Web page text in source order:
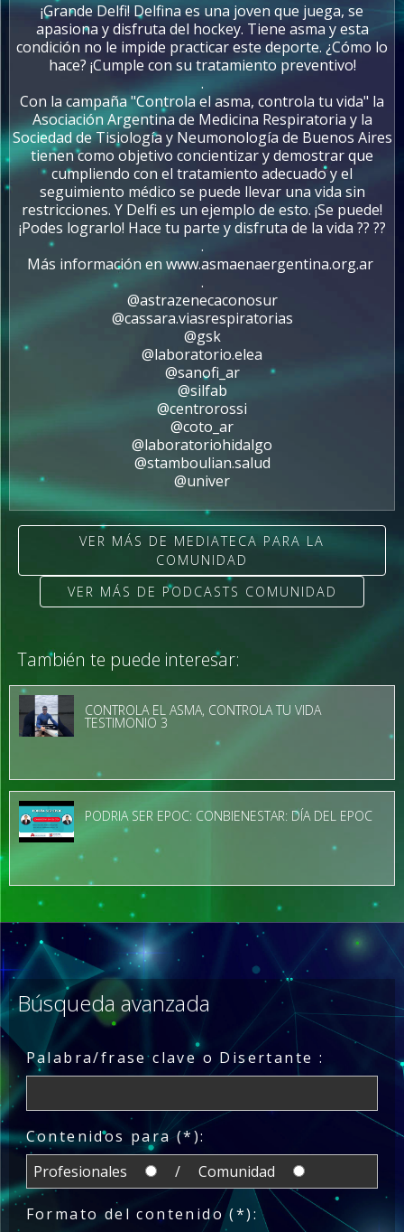
¡Grande Delfi! Delfina es una joven que juega, se
apasiona y disfruta del hockey. Tiene asma y esta
condición no le impide practicar este deporte. ¿Cómo lo
hace? ¡Cumple con su tratamiento preventivo!
.
Con la campaña "Controla el asma, controla tu vida" la
Asociación Argentina de Medicina Respiratoria y la
Sociedad de Tisiología y Neumonología de Buenos Aires
tienen como objetivo concientizar y demostrar que
cumpliendo con el tratamiento adecuado y el
seguimiento médico se puede llevar una vida sin
restricciones. Y Delfi es un ejemplo de esto. ¡Se puede!
¡Podes lograrlo! Hace tu parte y disfruta de la vida ?? ??
.
Más información en www.asmaenaergentina.org.ar
.
@astrazenecaconosur
@cassara.viasrespiratorias
@gsk
@laboratorio.elea
@sanofi_ar
@silfab
@centrorossi
@coto_ar
@laboratoriohidalgo
@stamboulian.salud
@univer
VER MÁS DE MEDIATECA PARA LA
COMUNIDAD
VER MÁS DE PODCASTS COMUNIDAD
También te puede interesar:
CONTROLA EL ASMA, CONTROLA TU VIDA
TESTIMONIO 3
PODRIA SER EPOC: CONBIENESTAR: DÍA DEL EPOC
Búsqueda avanzada
Palabra/frase clave o Disertante :
Contenidos para (*):
Profesionales
/ Comunidad
Formato del contenido (*):